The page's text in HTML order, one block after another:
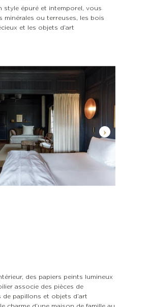
style épuré et intemporel, vous
minérales ou terreuses, les bois
et les objets d’art
des papiers peints lumineux
associe des pièces de
papillons et objets d’art